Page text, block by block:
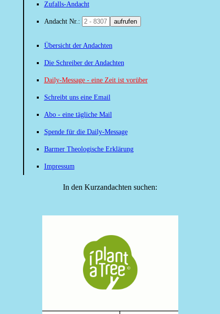
Zufalls-Andacht
Andacht Nr.: aufrufen
Übersicht der Andachten
Die Schreiber der Andachten
Daily-Message - eine Zeit ist vorüber
Schreibt uns eine Email
Abo - eine tägliche Mail
Spende für die Daily-Message
Barmer Theologische Erklärung
Impressum
In den Kurzandachten suchen: